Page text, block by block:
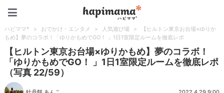
ハピママ* > おでかけ・エンタメ > 人気遊び場 >
【ヒルトン東京お台場×ゆりか
もめ】夢のコラボ！「ゆりかもめでGO！ 」1日1室限定ルームを徹底レポ
【ヒルトン東京お台場×ゆりかもめ】夢のコラボ！
「ゆりかもめでGO！ 」1日1室限定ルームを徹底レポ
（写真 22/59）